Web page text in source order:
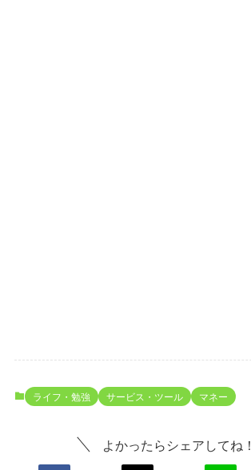
ライフ・勉強 サービス・ツール マネー
よかったらシェアしてね！